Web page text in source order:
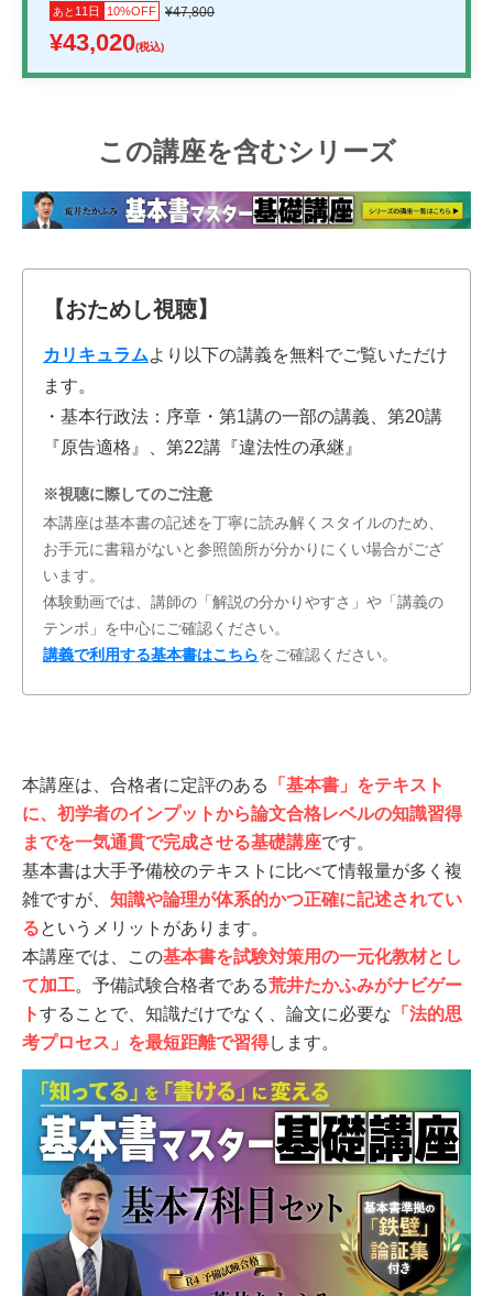
あと 11日 10%OFF ¥47,800
¥43,020(税込)
この講座を含むシリーズ
【おためし視聴】
カリキュラムより以下の講義を無料でご覧いただけ
ます。
・基本行政法：序章・第1講の一部の講義、第20講
『原告適格』、第22講『違法性の承継』
※視聴に際してのご注意
本講座は基本書の記述を丁寧に読み解くスタイルのため、
お手元に書籍がないと参照箇所が分かりにくい場合がござ
います。
体験動画では、講師の「解説の分かりやすさ」や「講義の
テンポ」を中心にご確認ください。
講義で利用する基本書はこちらをご確認ください。
本講座は、合格者に定評のある
「基本書」をテキスト
に、初学者のインプットから論文合格レベルの知識習得
までを一気通貫で完成させる基礎講座です。
基本書は大手予備校のテキストに比べて情報量が多く複
雑ですが、 知識や論理が体系的かつ正確に記述されてい
るというメリットがあります。
本講座では、この基本書を試験対策用の一元化教材とし
て加工。予備試験合格者である荒井たかふみがナビゲー
トすることで、知識だけでなく、論文に必要な 「法的思
考プロセス」を最短距離で習得します。